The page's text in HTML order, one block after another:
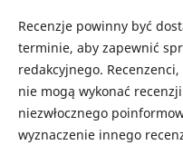
Recenzje powinny być
terminie, aby zapewnić
redakcyjnego.
nie mogą wykonać
niezwłocznego
wyznaczenie innego